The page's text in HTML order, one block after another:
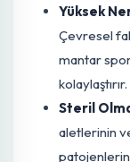
Aşırı
nemli
yol
Yüksek